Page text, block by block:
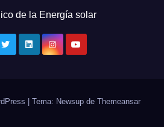
de la Energía solar
| Tema: Newsup de Themeansar